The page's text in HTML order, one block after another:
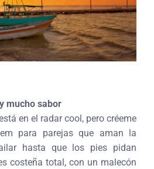
mucho sabor
en el radar cool, pero créeme
para parejas que aman la
hasta que los pies pidan
costeña total, con un malecón